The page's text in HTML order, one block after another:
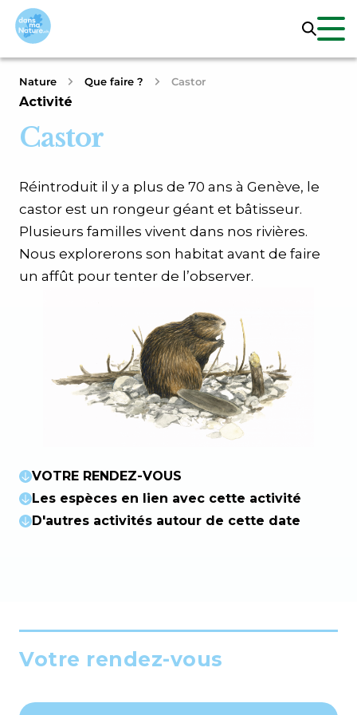
Nature Que faire ? Castor
Activité
Castor
Réintroduit il y a plus de 70 ans à Genève, le
castor est un rongeur géant et bâtisseur.
Plusieurs familles vivent dans nos rivières.
Nous explorerons son habitat avant de faire
un affût pour tenter de l’observer.
VOTRE RENDEZ-VOUS
Les espèces en lien avec cette activité
D'autres activités autour de cette date
Votre rendez-vous